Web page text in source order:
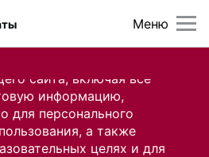
сайта, включая все
информацию,
для персонального
а также
целях и для
Меню